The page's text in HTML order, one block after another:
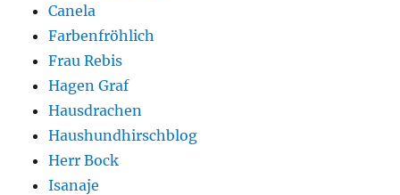
Canela
Farbenfröhlich
Frau Rebis
Hagen Graf
Hausdrachen
Haushundhirschblog
Herr Bock
Isanaje